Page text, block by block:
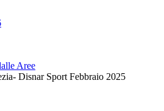
Aree
Disnar Sport Febbraio 2025